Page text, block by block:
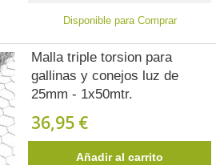
Disponible para Comprar
Malla triple torsion para
gallinas y conejos luz de
25mm - 1x50mtr.
36,95 €
Añadir al carrito